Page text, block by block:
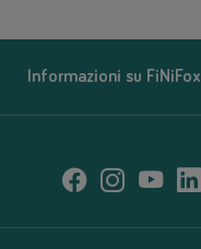
Informazioni su FiNiFox